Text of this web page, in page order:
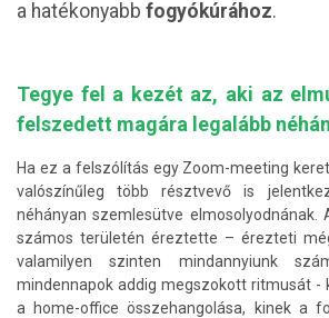
a hatékonyabb fogyókúrához.
Tegye fel a kezét az, aki az
felszedett magára legalább
Ha ez a felszólítás egy Zoom-meeting
valószínűleg több résztvevő is
néhányan szemlesütve elmosolyodnának.
számos területén éreztette – érezteti
valamilyen szinten mindannyiunk
mindennapok addig megszokott ritmusát -
a home-office összehangolása, kinek a